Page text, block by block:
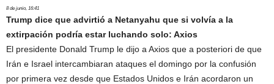
8 de junio, 16:41
Trump dice que advirtió a Netanyahu que si volvía a la
extirpación podría estar luchando solo: Axios
El presidente Donald Trump le dijo a Axios que a posteriori de que
Irán e Israel intercambiaran ataques el domingo por la confusión
por primera vez desde que Estados Unidos e Irán acordaron un